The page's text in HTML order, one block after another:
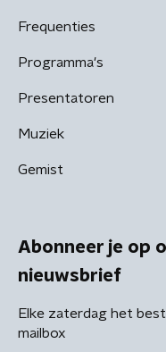
Frequenties
Programma's
Presentatoren
Muziek
Gemist
Abonneer je op
nieuwsbrief
Elke zaterdag het
mailbox